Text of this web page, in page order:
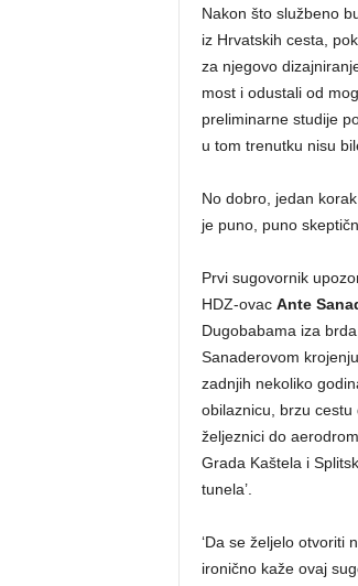
Nakon što službeno
iz Hrvatskih cesta,
za njegovo
most i odustali od
preliminarne studije
u tom trenutku nisu
No dobro, jedan
je puno, puno
Prvi sugovornik
HDZ-ovacAnte
Dugobabama iza
Sanaderovom
zadnjih nekoliko
obilaznicu, brzu
željeznici do
Grada Kaštela i
tunela’.
‘Da se željelo otvoriti
ironično kaže ovaj